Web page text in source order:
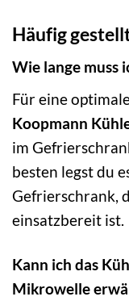
Häufig
Wie lange muss
Für eine
Koopmann
im
besten legst du
Gefrierschrank,
einsatzbereit ist.
Kann ich das
Mikrowelle